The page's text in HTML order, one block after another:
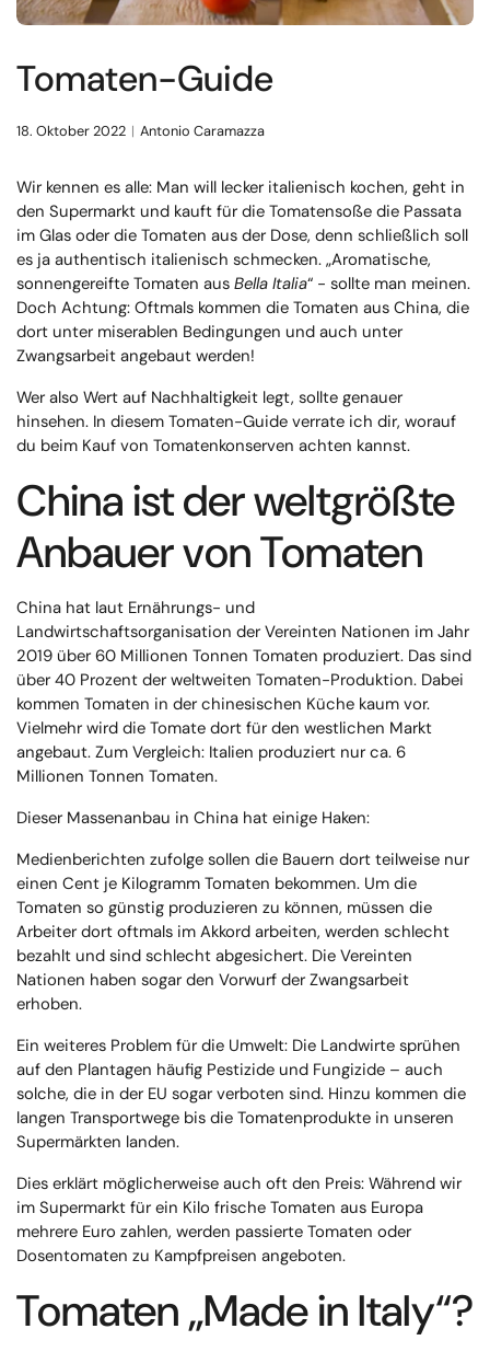
Tomaten-Guide
18. Oktober 2022 Antonio Caramazza
Wir kennen es alle: Man will lecker italienisch kochen, geht in
den Supermarkt und kauft für die Tomatensoße die Passata
im Glas oder die Tomaten aus der Dose, denn schließlich soll
es ja authentisch italienisch schmecken. „Aromatische,
sonnengereifte Tomaten aus Bella Italia“ - sollte man meinen.
Doch Achtung: Oftmals kommen die Tomaten aus China, die
dort unter miserablen Bedingungen und auch unter
Zwangsarbeit angebaut werden!
Wer also Wert auf Nachhaltigkeit legt, sollte genauer
hinsehen. In diesem Tomaten-Guide verrate ich dir, worauf
du beim Kauf von Tomatenkonserven achten kannst.
China ist der weltgrößte
Anbauer von Tomaten
China hat laut Ernährungs- und
Landwirtschaftsorganisation der Vereinten Nationen im Jahr
2019 über 60 Millionen Tonnen Tomaten produziert. Das sind
über 40 Prozent der weltweiten Tomaten-Produktion. Dabei
kommen Tomaten in der chinesischen Küche kaum vor.
Vielmehr wird die Tomate dort für den westlichen Markt
angebaut. Zum Vergleich: Italien produziert nur ca. 6
Millionen Tonnen Tomaten.
Dieser Massenanbau in China hat einige Haken:
Medienberichten zufolge sollen die Bauern dort teilweise nur
einen Cent je Kilogramm Tomaten bekommen. Um die
Tomaten so günstig produzieren zu können, müssen die
Arbeiter dort oftmals im Akkord arbeiten, werden schlecht
bezahlt und sind schlecht abgesichert. Die Vereinten
Nationen haben sogar den Vorwurf der Zwangsarbeit
erhoben.
Ein weiteres Problem für die Umwelt: Die Landwirte sprühen
auf den Plantagen häufig Pestizide und Fungizide – auch
solche, die in der EU sogar verboten sind. Hinzu kommen die
langen Transportwege bis die Tomatenprodukte in unseren
Supermärkten landen.
Dies erklärt möglicherweise auch oft den Preis: Während wir
im Supermarkt für ein Kilo frische Tomaten aus Europa
mehrere Euro zahlen, werden passierte Tomaten oder
Dosentomaten zu Kampfpreisen angeboten.
Tomaten „Made in Italy“?